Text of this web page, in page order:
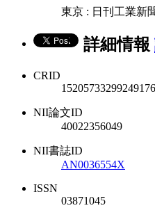
東京 : 日刊工業新
詳細情報
CRID
NII論文ID
40022356049
NII書誌ID
AN0036554X
ISSN
03871045